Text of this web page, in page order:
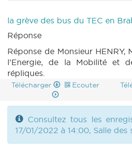
805 n1 (2021-2022) (PDF)
(2021-2022) (PDF)
2022) (PDF)
|BT 109 (2021-2022) (PDF)
2022) (PDF)
|
la grève des bus du TEC en
Réponse
Réponse de Monsieur HENRY,
l'Energie, de la Mobilité et
répliques.
Télécharger Ecouter
Consultez tous les
17/01/2022 à 14:00, Salle des